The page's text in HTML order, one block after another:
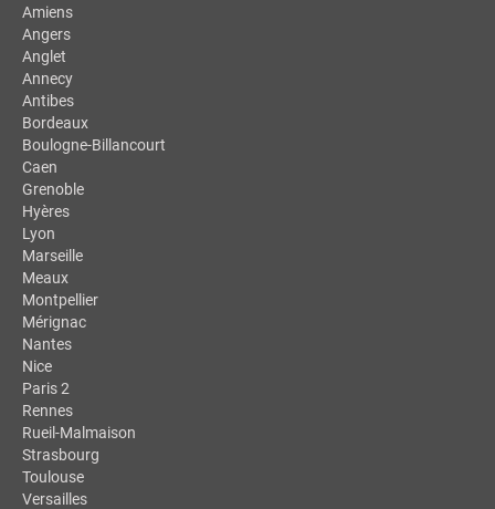
Amiens
Angers
Anglet
Annecy
Antibes
Bordeaux
Boulogne-Billancourt
Caen
Grenoble
Hyères
Lyon
Marseille
Meaux
Montpellier
Mérignac
Nantes
Nice
Paris 2
Rennes
Rueil-Malmaison
Strasbourg
Toulouse
Versailles